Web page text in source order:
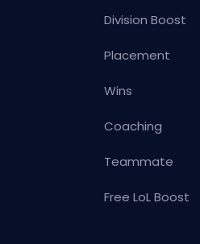
Division Boost
Placement
Wins
Coaching
Teammate
Free LoL Boost